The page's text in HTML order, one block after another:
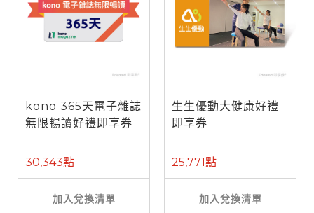
kono 365天電子雜誌
無限暢讀好禮即享券
30,343點
加入兌換清單
生生優動大健康好禮
即享券
25,771點
加入兌換清單